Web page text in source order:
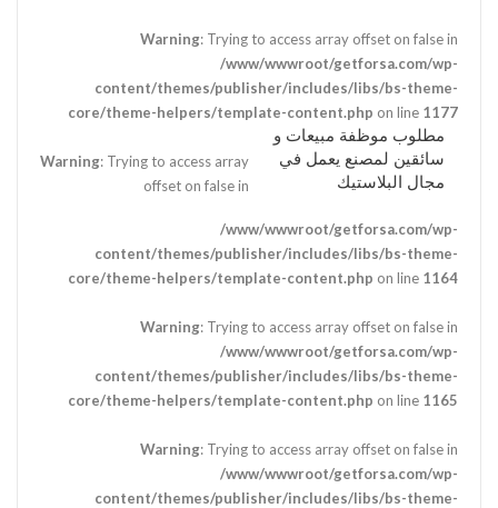
Warning: Trying to access array offset on false in
/www/wwwroot/getforsa.com/wp-
content/themes/publisher/includes/libs/bs-theme-
core/theme-helpers/template-content.php on line 1177
مطلوب موظفة مبيعات و
سائقين لمصنع يعمل في
مجال البلاستيك
Warning: Trying to access array
offset on false in
/www/wwwroot/getforsa.com/wp-
content/themes/publisher/includes/libs/bs-theme-
core/theme-helpers/template-content.php on line 1164
Warning: Trying to access array offset on false in
/www/wwwroot/getforsa.com/wp-
content/themes/publisher/includes/libs/bs-theme-
core/theme-helpers/template-content.php on line 1165
Warning: Trying to access array offset on false in
/www/wwwroot/getforsa.com/wp-
content/themes/publisher/includes/libs/bs-theme-